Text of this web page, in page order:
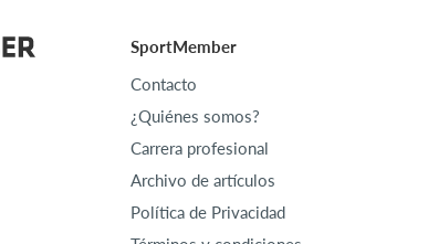
SportMember
Contacto
¿Quiénes somos?
Carrera profesional
Archivo de artículos
Política de Privacidad